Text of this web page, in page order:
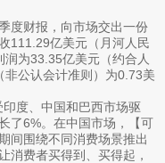
度财报，向市场交出一份
111.29亿美元（月河人民
为33.35亿美元（约合人
公认会计准则）为0.73美
度、中国和巴西市场驱
了6%。在中国市场，【可
间围绕不同消费场景推出
消费者买得到、买得起，